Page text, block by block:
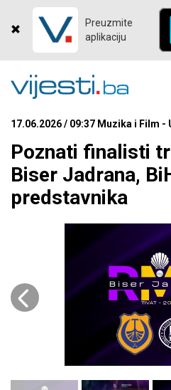
Preuzmite
aplikaciju
17.06.2026 / 09:37 Muzika i Film -
Poznati finalisti
Biser Jadrana,
predstavnika